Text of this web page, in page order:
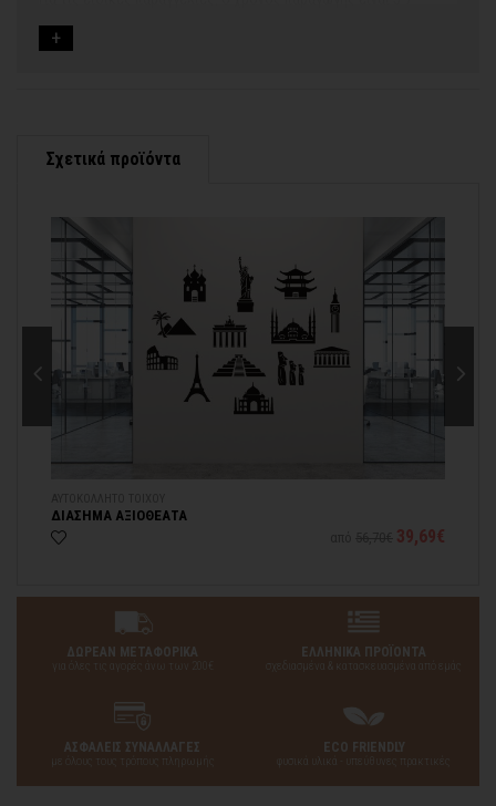
Εάν η αποστολή πραγματοποιείται κατά τη διάρκεια μεγάλων
Σχετικά προϊόντα
ΔΙΑΣΗΜΑ ΑΞΙΟΘΕΑΤΑ
39,69€
ΔΩΡΕΑΝ ΜΕΤΑΦΟΡΙΚΑ
για όλες τις αγορές άνω των 200€
ΕΛΛΗΝΙΚΑ ΠΡΟΪΟΝΤΑ
σχεδιασμένα & κατασκευασμένα από εμάς
ΑΣΦΑΛΕΙΣ ΣΥΝΑΛΛΑΓΕΣ
με όλους τους τρόπους πληρωμής
ECO FRIENDLY
φυσικά υλικά - υπεύθυνες πρακτικές